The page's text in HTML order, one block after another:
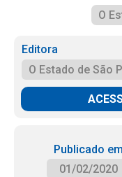
O
Editora
O Estado de São
Publicado em
01/02/2020